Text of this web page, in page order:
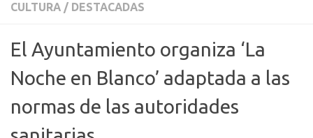
CULTURA / DESTACADAS
El Ayuntamiento organiza ‘La
Noche en Blanco’ adaptada a las
normas de las autoridades